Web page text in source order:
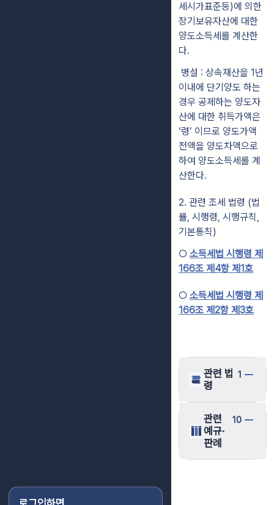
세시가표준등)에 의한
장기보유자산에 대한
양도소득세를 계산한
다.
병설 : 상속재산을 1년
이내에 단기양도 하는
경우 공제하는 양도자
산에 대한 취득가액은
‘령’ 이므로 양도가액
전액을 양도차액으로
하여 양도소득세를 계
산한다.
2. 관련 조세 법령 (법
률, 시행령, 시행규칙,
기본통칙)
○ 소득세법 시행령 제
166조 제4항 제1호
○ 소득세법 시행령 제
166조 제2항 제3호
관련 법
령
1
관련
예규·
판례
10